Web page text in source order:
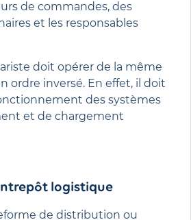
de commandes, des
et les responsables
doit opérer de la même
ordre inversé. En effet, il doit
des systèmes
et de chargement
logistique
de distribution ou